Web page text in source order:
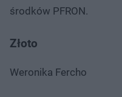
środków PFRON.
Złoto
Weronika Fercho